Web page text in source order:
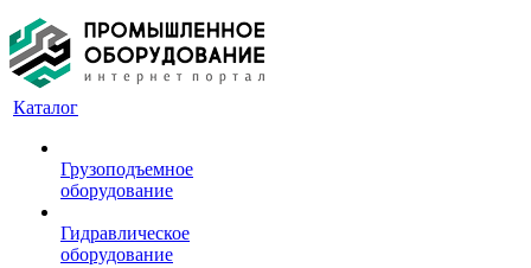
Каталог
Грузоподъемное
оборудование
Гидравлическое
оборудование